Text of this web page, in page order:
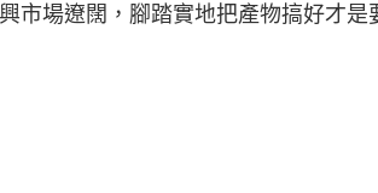
市場遼闊，腳踏實地把產物搞好才是